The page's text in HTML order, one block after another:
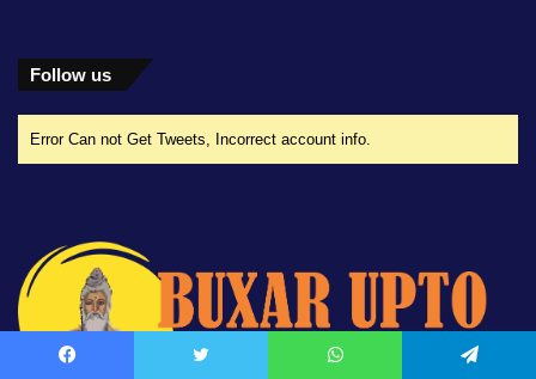
Follow us
Error Can not Get Tweets, Incorrect account info.